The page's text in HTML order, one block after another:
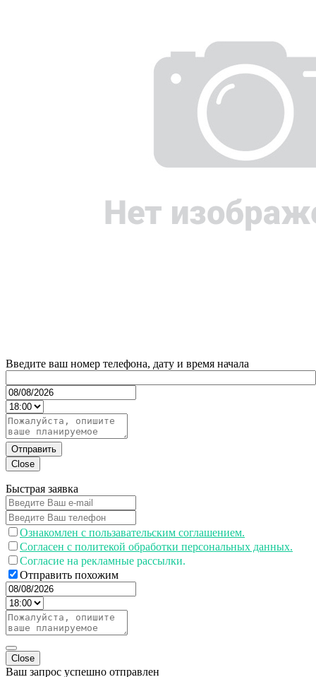
Введите ваш номер телефона, дату и время начала
Отправить
Close
Быстрая заявка
Ознакомлен с пользавательским соглашением.
Согласен с политекой обработки персональных данных.
Согласие на рекламные рассылки.
Отправить похожим
Close
Ваш запрос успешно отправлен